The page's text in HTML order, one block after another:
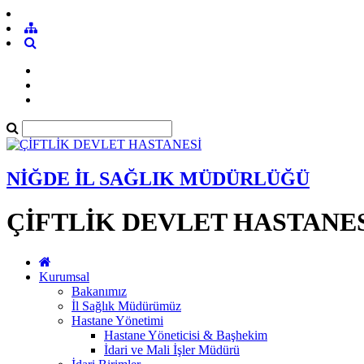
NİĞDE İL SAĞLIK MÜDÜRLÜĞÜ
ÇİFTLİK DEVLET
Kurumsal
Bakanımız
İl Sağlık Müdürümüz
Hastane Yönetimi
Hastane Yöneticisi & Başhekim
İdari ve Mali İşler Müdürü